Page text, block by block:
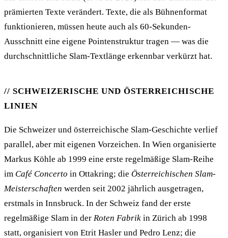
prämierten Texte verändert. Texte, die als Bühnenformat
funktionieren, müssen heute auch als 60-Sekunden-
Ausschnitt eine eigene Pointenstruktur tragen — was die
durchschnittliche Slam-Textlänge erkennbar verkürzt hat.
SCHWEIZERISCHE UND ÖSTERREICHISCHE
LINIEN
Die Schweizer und österreichische Slam-Geschichte verlief
parallel, aber mit eigenen Vorzeichen. In Wien organisierte
Markus Köhle ab 1999 eine erste regelmäßige Slam-Reihe
im Café Concerto in Ottakring; die Österreichischen Slam-
Meisterschaften werden seit 2002 jährlich ausgetragen,
erstmals in Innsbruck. In der Schweiz fand der erste
regelmäßige Slam in der Roten Fabrik in Zürich ab 1998
statt, organisiert von Etrit Hasler und Pedro Lenz; die